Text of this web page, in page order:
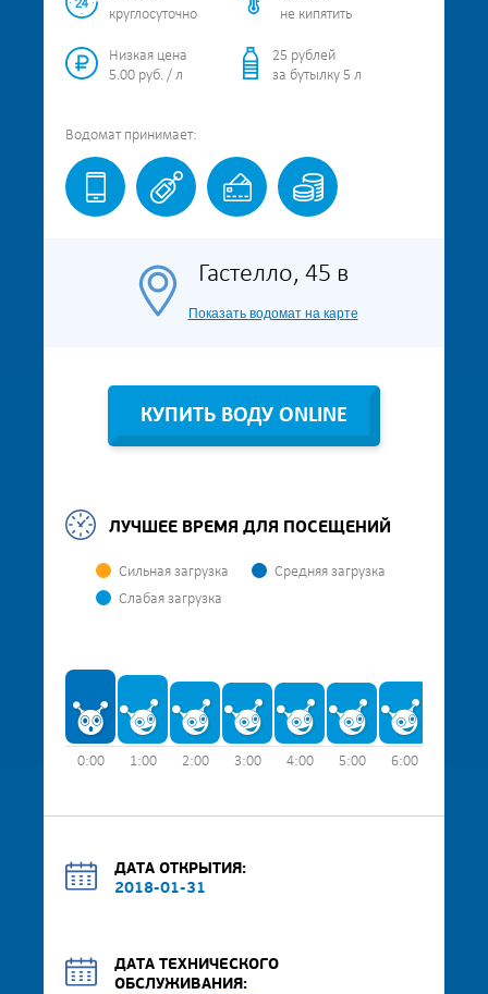
круглосуточно
не кипятить
Низкая цена
5.00 руб. / л
25 рублей
за бутылку 5 л
Водомат принимает:
Гастелло, 45 в
Показать водомат на карте
КУПИТЬ ВОДУ ONLINE
ЛУЧШЕЕ ВРЕМЯ ДЛЯ ПОСЕЩЕНИЙ
Сильная загрузка
Средняя загрузка
Слабая загрузка
0:00 1:00 2:00 3:00 4:00 5:00 6:00
ДАТА ОТКРЫТИЯ:
2018-01-31
ДАТА ТЕХНИЧЕСКОГО
ОБСЛУЖИВАНИЯ: